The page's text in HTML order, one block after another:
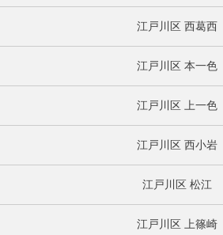
江戸川区 西葛西
江戸川区 本一色
江戸川区 上一色
江戸川区 西小岩
江戸川区 松江
江戸川区 上篠崎